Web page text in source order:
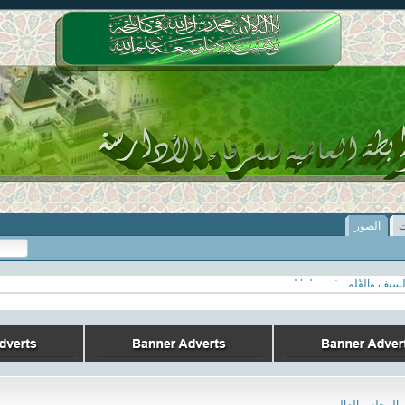
الصور
لفتح فرع طرابلسوالقلم